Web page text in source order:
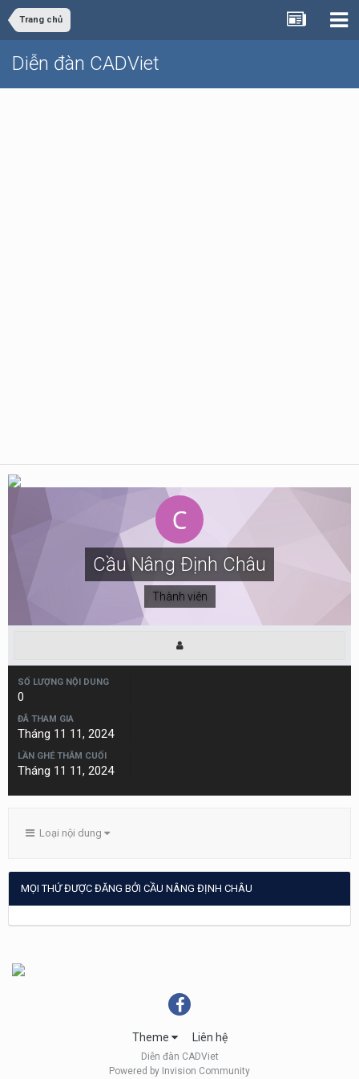
Trang chủ
Diễn đàn CADViet
Cầu Nâng Định Châu
Thành viên
SỐ LƯỢNG NỘI DUNG
0
ĐÃ THAM GIA
Tháng 11 11, 2024
LẦN GHÉ THĂM CUỐI
Tháng 11 11, 2024
Loại nội dung
MỌI THỨ ĐƯỢC ĐĂNG BỞI CẦU NÂNG ĐỊNH CHÂU
Theme Liên hệ
Diễn đàn CADViet
Powered by Invision Community